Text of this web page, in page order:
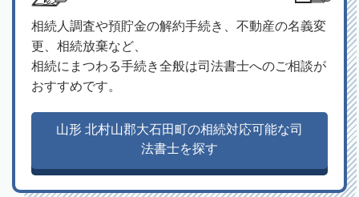
相続人調査や預貯金の解約手続き、不動産の名義変
更、相続放棄など、
相続にまつわる手続き全般は司法書士へのご相談が
おすすめです。
山形 北村山郡大石田町の相続対応可能な司
法書士を探す